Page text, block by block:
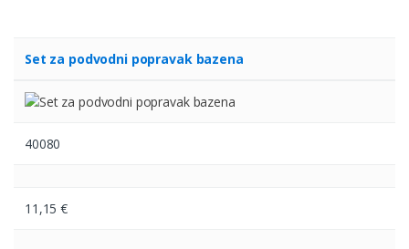
Set za podvodni popravak bazena
40080
11,15€